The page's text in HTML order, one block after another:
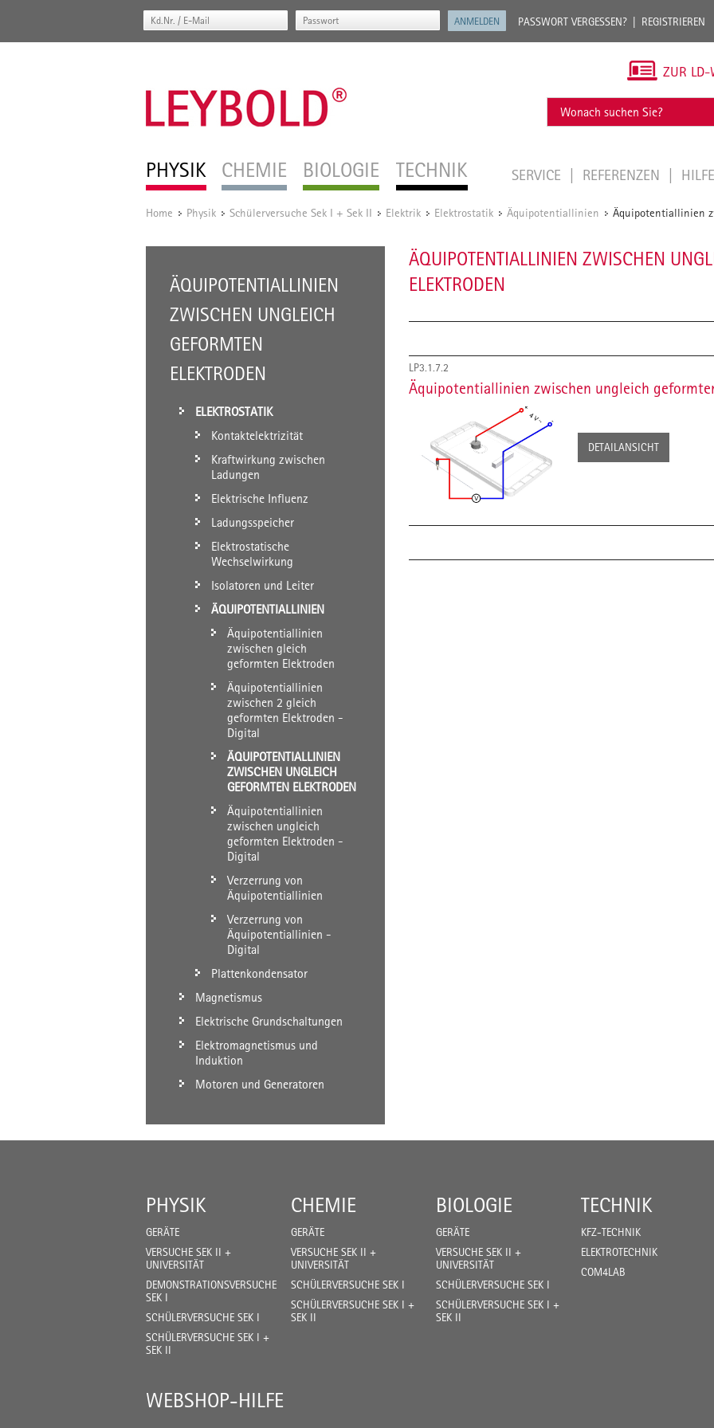
PASSWORT VERGESSEN? REGISTRIEREN
PHYSIK CHEMIE BIOLOGIE TECHNIK
ZUR LD-
SERVICE REFERENZEN HILFE
Home / Physik / Schülerversuche Sek I + Sek II / Elektrik / Elektrostatik / Äquipotentiallinien / Äquipotentiallinien
ÄQUIPOTENTIALLINIEN
ZWISCHEN UNGLEICH
GEFORMTEN
ELEKTRODEN
ELEKTROSTATIK
Kontaktelektrizität
Kraftwirkung zwischen
Ladungen
Elektrische Influenz
Ladungsspeicher
Elektrostatische
Wechselwirkung
Isolatoren und Leiter
ÄQUIPOTENTIALLINIEN
Äquipotentiallinien
zwischen gleich
geformten Elektroden
Äquipotentiallinien
zwischen 2 gleich
geformten Elektroden -
Digital
ÄQUIPOTENTIALLINIEN
ZWISCHEN UNGLEICH
GEFORMTEN ELEKTRODEN
Äquipotentiallinien
zwischen ungleich
geformten Elektroden -
Digital
Verzerrung von
Äquipotentiallinien
Verzerrung von
Äquipotentiallinien -
Digital
Plattenkondensator
Magnetismus
Elektrische Grundschaltungen
Elektromagnetismus und
Induktion
Motoren und Generatoren
ÄQUIPOTENTIALLINIEN ZWISCHEN
ELEKTRODEN
LP3.1.7.2
Äquipotentiallinien zwischen ungleich
DETAILANSICHT
PHYSIK
GERÄTE
VERSUCHE SEK II +
UNIVERSITÄT
DEMONSTRATIONSVERSUCHE
SEK I
SCHÜLERVERSUCHE SEK I
SCHÜLERVERSUCHE SEK I +
SEK II
CHEMIE
GERÄTE
VERSUCHE SEK II +
UNIVERSITÄT
SCHÜLERVERSUCHE SEK I
SCHÜLERVERSUCHE SEK I +
SEK II
BIOLOGIE
GERÄTE
VERSUCHE SEK II +
UNIVERSITÄT
SCHÜLERVERSUCHE SEK I
SCHÜLERVERSUCHE SEK I +
SEK II
TECHNIK
KFZ-TECHNIK
ELEKTROTECHNIK
COM4LAB
WEBSHOP-HILFE